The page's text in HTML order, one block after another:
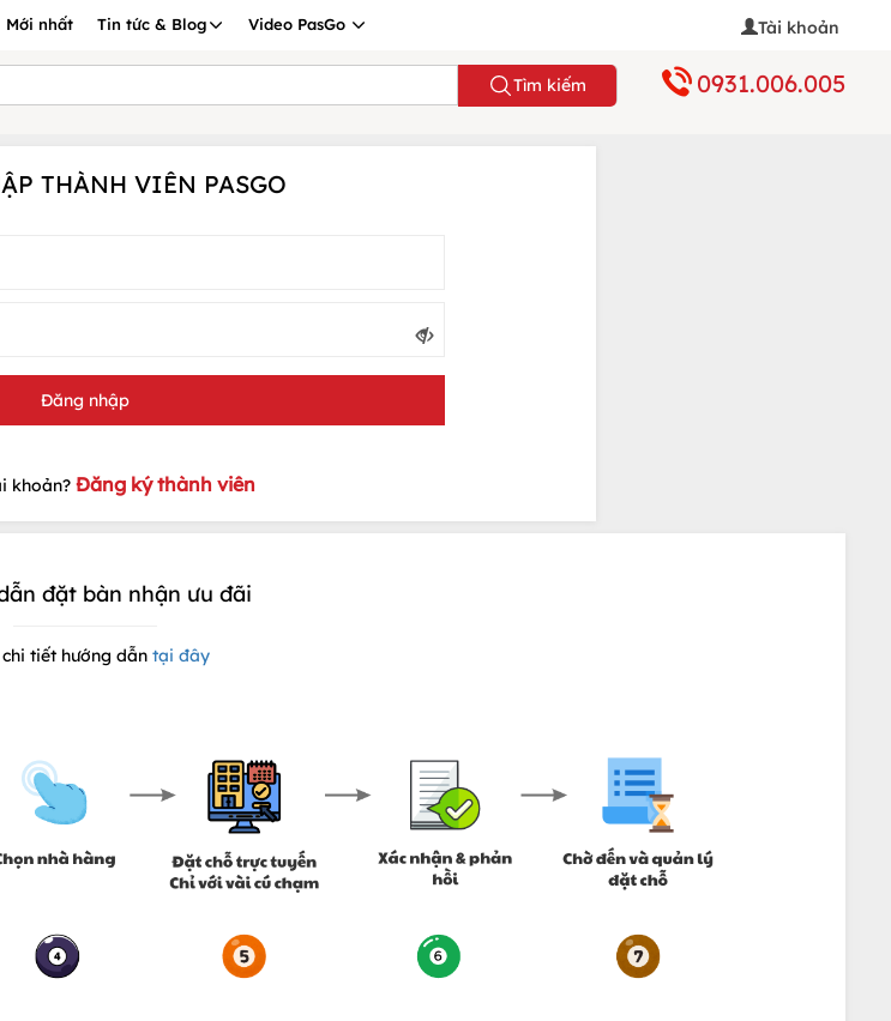
Mới nhất Tin tức & Blog Video PasGo Tài khoản
Tìm kiếm 0931.006.005
THÀNH VIÊN PASGO
khoản? Đăng ký thành viên
đặt bàn nhận ưu đãi
tiết hướng dẫn tại đây